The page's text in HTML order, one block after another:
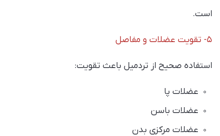
است.
۵- تقویت عضلات و مفاصل
استفاده صحیح از تردمیل باعث تقویت:
عضلات پا
عضلات باسن
عضلات مرکزی بدن